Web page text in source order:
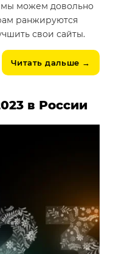
мы можем довольно
ранжируются
свои сайты.
Читать дальше →
в России